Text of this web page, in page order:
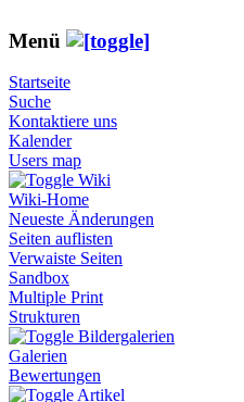
Menü
Startseite
Suche
Kontaktiere uns
Kalender
Users map
Wiki
Wiki-Home
Neueste Änderungen
Seiten auflisten
Verwaiste Seiten
Sandbox
Multiple Print
Strukturen
Bildergalerien
Galerien
Bewertungen
Artikel